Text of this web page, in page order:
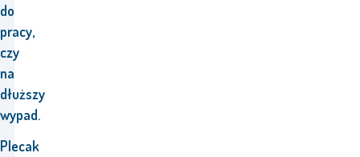
do
pracy,
czy
na
dłuższy
wypad.
Plecak